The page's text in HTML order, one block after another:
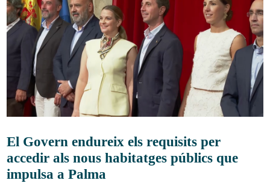
El Govern endureix els requisits per
accedir als nous habitatges públics que
impulsa a Palma